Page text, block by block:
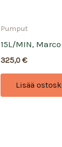
Pumput
15L/MIN,
325,0 €
Lisää